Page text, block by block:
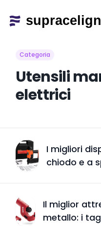
Categoria
Utensili
elettrici
I migliori
chiodo e a
Il miglior
metallo: i